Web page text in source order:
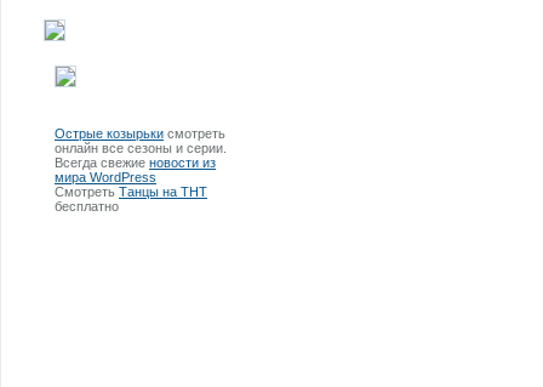
Острые козырьки смотреть
онлайн все сезоны и серии.
Всегда свежие новости из
мира WordPress
Смотреть Танцы на ТНТ
бесплатно